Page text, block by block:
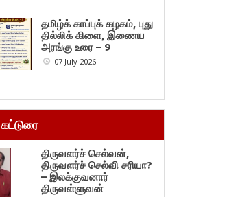
தமிழ்க் காப்புக் கழகம், புது
தில்லிக் கிளை, இணைய
அரங்கு உரை – 9
07 July 2026
கட்டுரை
திருவளர்ச் செல்வன்,
திருவளர்ச் செல்வி சரியா?
– இலக்குவனார்
திருவள்ளுவன்